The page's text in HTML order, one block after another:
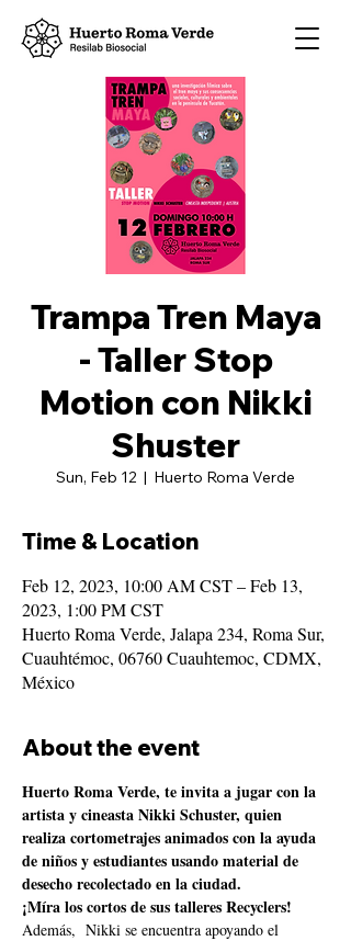
Trampa Tren Maya
- Taller Stop
Motion con Nikki
Shuster
Sun, Feb 12
  |
Huerto Roma Verde
Time & Location
Feb 12, 2023, 10:00 AM CST – Feb 13,
2023, 1:00 PM CST
Huerto Roma Verde, Jalapa 234, Roma Sur,
Cuauhtémoc, 06760 Cuauhtemoc, CDMX,
México
About the event
Huerto Roma Verde, te invita a jugar con la
artista y cineasta Nikki Schuster, quien
realiza cortometrajes animados con la ayuda
de niños y estudiantes usando material de
desecho recolectado en la ciudad.
¡Míra los cortos de sus talleres Recyclers!
Además,  Nikki se encuentra apoyando el